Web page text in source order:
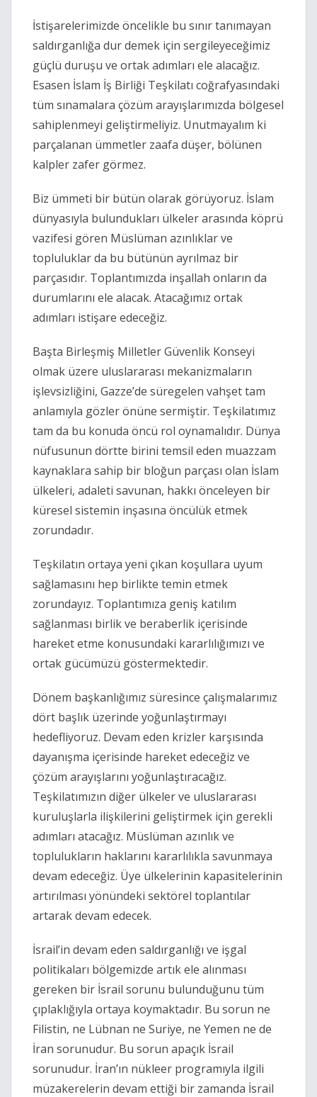
İstişarelerimizde öncelikle bu sınır tanımayan
saldırganlığa dur demek için sergileyeceğimiz
güçlü duruşu ve ortak adımları ele alacağız.
Esasen İslam İş Birliği Teşkilatı coğrafyasındaki
tüm sınamalara çözüm arayışlarımızda bölgesel
sahiplenmeyi geliştirmeliyiz. Unutmayalım ki
parçalanan ümmetler zaafa düşer, bölünen
kalpler zafer görmez.
Biz ümmeti bir bütün olarak görüyoruz. İslam
dünyasıyla bulundukları ülkeler arasında köprü
vazifesi gören Müslüman azınlıklar ve
topluluklar da bu bütünün ayrılmaz bir
parçasıdır. Toplantımızda inşallah onların da
durumlarını ele alacak. Atacağımız ortak
adımları istişare edeceğiz.
Başta Birleşmiş Milletler Güvenlik Konseyi
olmak üzere uluslararası mekanizmaların
işlevsizliğini, Gazze’de süregelen vahşet tam
anlamıyla gözler önüne sermiştir. Teşkilatımız
tam da bu konuda öncü rol oynamalıdır. Dünya
nüfusunun dörtte birini temsil eden muazzam
kaynaklara sahip bir bloğun parçası olan İslam
ülkeleri, adaleti savunan, hakkı önceleyen bir
küresel sistemin inşasına öncülük etmek
zorundadır.
Teşkilatın ortaya yeni çıkan koşullara uyum
sağlamasını hep birlikte temin etmek
zorundayız. Toplantımıza geniş katılım
sağlanması birlik ve beraberlik içerisinde
hareket etme konusundaki kararlılığımızı ve
ortak gücümüzü göstermektedir.
Dönem başkanlığımız süresince çalışmalarımız
dört başlık üzerinde yoğunlaştırmayı
hedefliyoruz. Devam eden krizler karşısında
dayanışma içerisinde hareket edeceğiz ve
çözüm arayışlarını yoğunlaştıracağız.
Teşkilatımızın diğer ülkeler ve uluslararası
kuruluşlarla ilişkilerini geliştirmek için gerekli
adımları atacağız. Müslüman azınlık ve
toplulukların haklarını kararlılıkla savunmaya
devam edeceğiz. Üye ülkelerinin kapasitelerinin
artırılması yönündeki sektörel toplantılar
artarak devam edecek.
İsrail’in devam eden saldırganlığı ve işgal
politikaları bölgemizde artık ele alınması
gereken bir İsrail sorunu bulunduğunu tüm
çıplaklığıyla ortaya koymaktadır. Bu sorun ne
Filistin, ne Lübnan ne Suriye, ne Yemen ne de
İran sorunudur. Bu sorun apaçık İsrail
sorunudur. İran’ın nükleer programıyla ilgili
müzakerelerin devam ettiği bir zamanda İsrail